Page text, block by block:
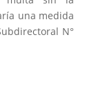
una medida
N°